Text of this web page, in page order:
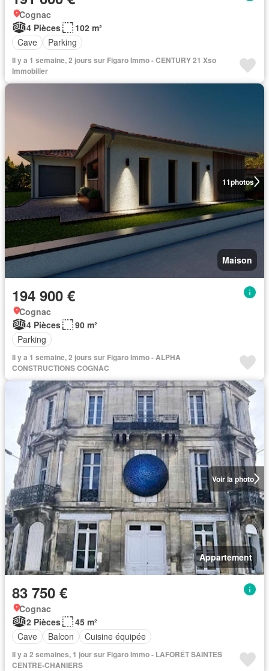
Cognac
4 Pièces
102 m²
Cave
Parking
Il y a 1 semaine, 2 jours sur Figaro Immo - CENTURY 21 Xso
Immobilier
11photos
Maison
194 900 €
Cognac
4 Pièces
90 m²
Parking
Il y a 1 semaine, 2 jours sur Figaro Immo - ALPHA
CONSTRUCTIONS COGNAC
Voir la photo
Appartement
83 750 €
Cognac
2 Pièces
45 m²
Cave
Balcon Cuisine équipée
Il y a 2 semaines, 1 jour sur Figaro Immo - LAFORÊT SAINTES
CENTRE-CHANIERS